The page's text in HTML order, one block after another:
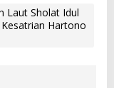
Laut Sholat Idul
Hartono